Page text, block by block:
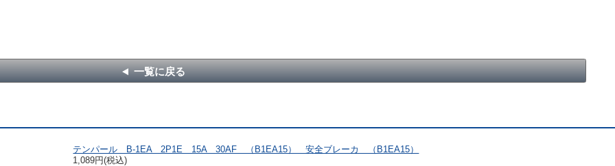
一覧に戻る
テンパール B-1EA 2P1E 15A 30AF （B1EA15） 安全ブレーカ （B1EA15）
1,089円(税込)